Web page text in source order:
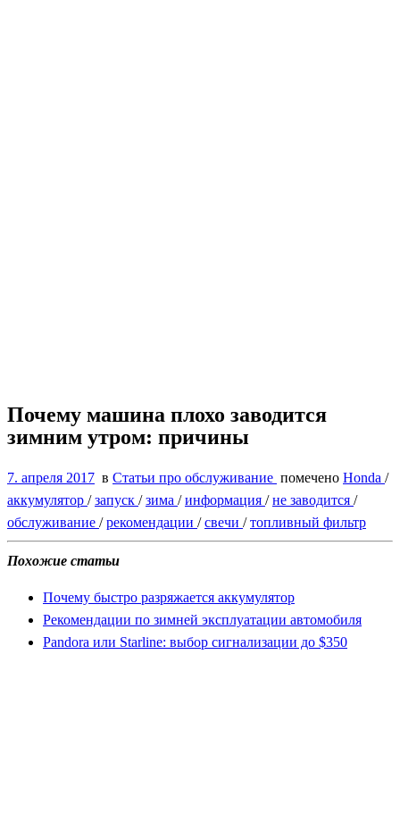
Почему машина плохо заводится
зимним утром: причины
7. апреля 2017 в Статьи про обслуживание помечено Honda /
аккумулятор /запуск /зима /информация /не заводится /
обслуживание /рекомендации /свечи /топливный фильтр
Похожие статьи
Почему быстро разряжается аккумулятор
Рекомендации по зимней эксплуатации автомобиля
Pandora или Starline: выбор сигнализации до $350